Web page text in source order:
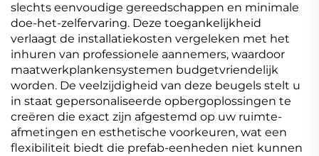
slechts eenvoudige gereedschappen en minimale
doe-het-zelfervaring. Deze toegankelijkheid
verlaagt de installatiekosten vergeleken met het
inhuren van professionele aannemers, waardoor
maatwerkplankensystemen budgetvriendelijk
worden. De veelzijdigheid van deze beugels stelt u
in staat gepersonaliseerde opbergoplossingen te
creëren die exact zijn afgestemd op uw ruimte-
afmetingen en esthetische voorkeuren, wat een
flexibiliteit biedt die prefab-eenheden niet kunnen